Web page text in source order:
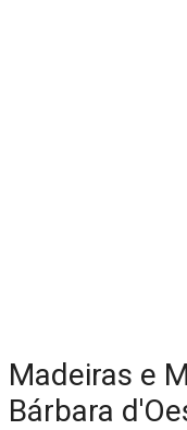
Madeiras e
Bárbara